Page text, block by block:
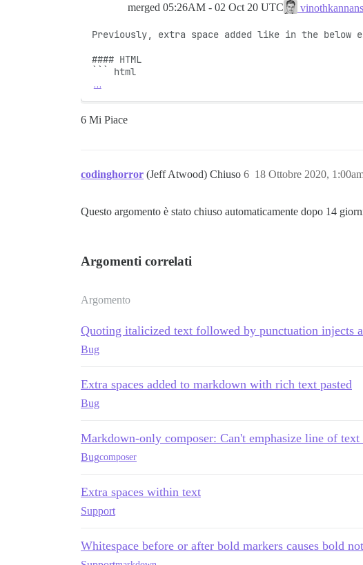
merged 05:26AM - 02 Oct 20 UTC vinothkannans
Previously, extra space added like in the below
#### HTML
…
6 Mi Piace
codinghorror (Jeff Atwood) Chiuso 18 Ottobre 2020,
6
Questo argomento è stato chiuso automaticamente dopo 14
Argomenti correlati
Argomento
Quoting italicized text followed by punctuation injects
Bug
Extra spaces added to markdown with rich text pasted
Bug
Markdown-only composer: Can't emphasize line of
Bugcomposer
Extra spaces within text
Support
Whitespace before or after bold markers causes bold